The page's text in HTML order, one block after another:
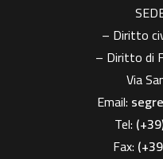
– Diritto
– Diritto di
Via
Email:
Tel:
Fax: